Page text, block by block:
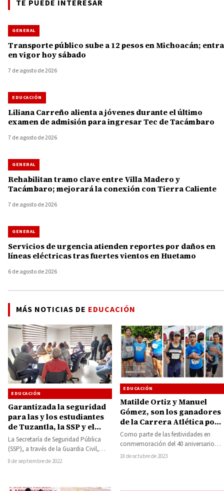
TE PUEDE INTERESAR
GENERAL
Transporte público sube a 12 pesos en Michoacán; entra
en vigor hoy sábado
7 de agosto de 2026
EDUCACIÓN
Liliana Carreño alienta a jóvenes durante el último
examen de admisión para ingresar Tec de Tacámbaro
7 de agosto de 2026
GENERAL
Rehabilitan tramo clave entre Villa Madero y
Tacámbaro; mejorará la conexión con Tierra Caliente
7 de agosto de 2026
GENERAL
Servicios de urgencia atienden reportes por daños en
líneas eléctricas tras fuertes vientos en Huetamo
6 de agosto de 2026
MÁS NOTICIAS DE EDUCACIÓN
EDUCACIÓN
Garantizada la seguridad
para las y los estudiantes
de Tuzantla, la SSP y el
Ayuntamiento coordinan
acciones
La Secretaría de Seguridad Pública
(SSP), a través de la Guardia Civil,
coordina esfuerzos con instituciones
8 de septiembre de 2022
EDUCACIÓN
Matilde Ortiz y Manuel
Gómez, son los ganadores
de la Carrera Atlética por
el 40 aniversario del
Colegio de Bachilleres
Plantel Huetamo
Como parte de las festividades en
conmemoración del 40 aniversario
por la fundación del Colegio de
18 de octubre de 2023